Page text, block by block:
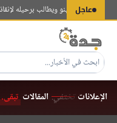
عاجل
يندد بإنفانتينو ويطالب برحيله لإنقاذ
الإعلانات تختفي.المقالات تبقى.
التجاوز
المحتوى